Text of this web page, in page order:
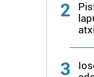
2
3